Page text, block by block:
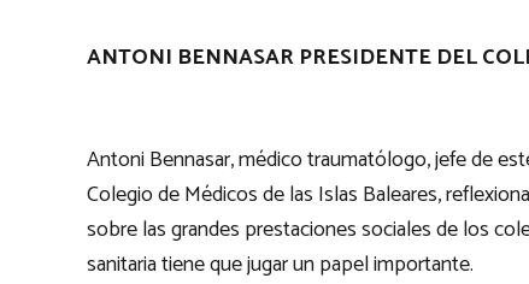
ANTONI BENNASAR PRESIDENTE DEL
Antoni Bennasar, médico traumatólogo, jefe de
Colegio de Médicos de las Islas Baleares,
sobre las grandes prestaciones sociales de los
sanitaria tiene que jugar un papel importante.